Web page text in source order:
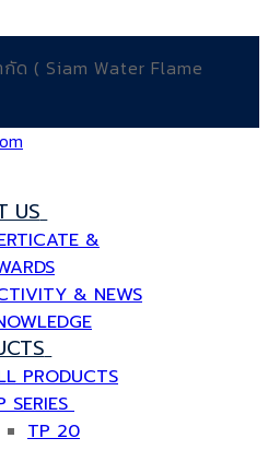
ด ( Siam Water Flame
US
&
& NEWS
PRODUCTS
SERIES
TP 20